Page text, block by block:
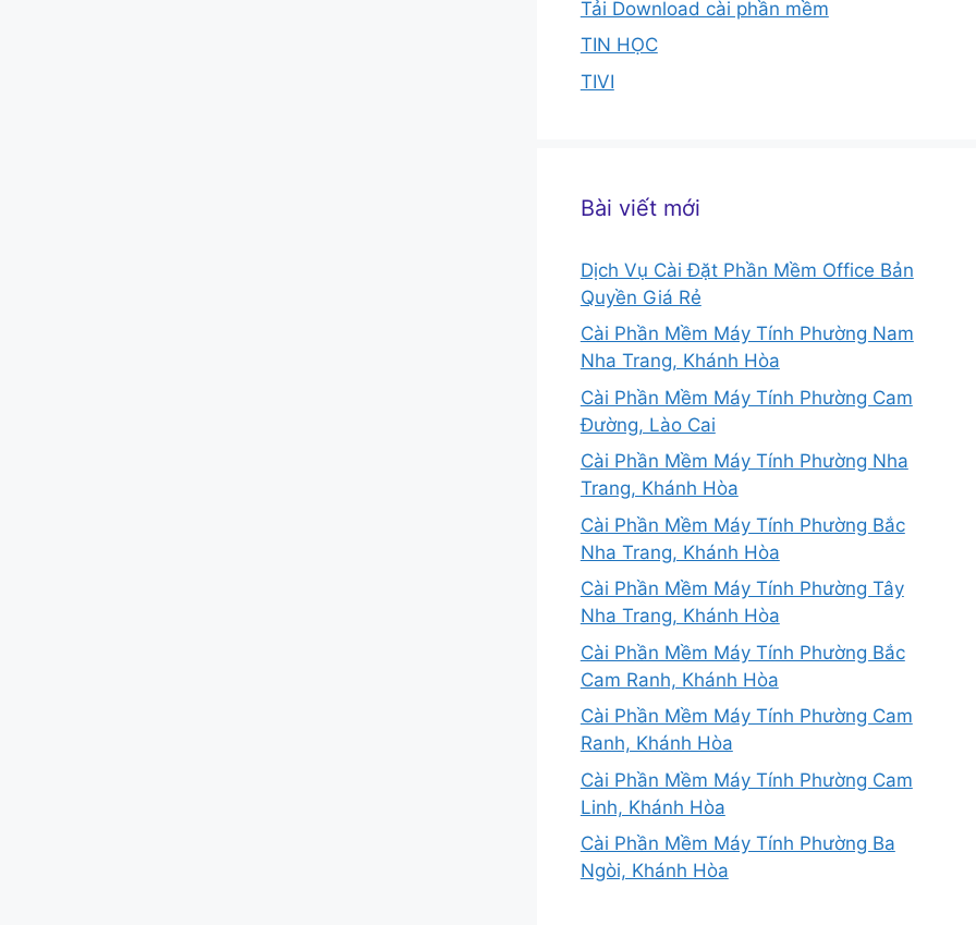
Tải Download cài phần mềm
TIN HỌC
TIVI
Bài viết mới
Dịch Vụ Cài Đặt Phần Mềm Office Bản
Quyền Giá Rẻ
Cài Phần Mềm Máy Tính Phường Nam
Nha Trang, Khánh Hòa
Cài Phần Mềm Máy Tính Phường Cam
Đường, Lào Cai
Cài Phần Mềm Máy Tính Phường Nha
Trang, Khánh Hòa
Cài Phần Mềm Máy Tính Phường Bắc
Nha Trang, Khánh Hòa
Cài Phần Mềm Máy Tính Phường Tây
Nha Trang, Khánh Hòa
Cài Phần Mềm Máy Tính Phường Bắc
Cam Ranh, Khánh Hòa
Cài Phần Mềm Máy Tính Phường Cam
Ranh, Khánh Hòa
Cài Phần Mềm Máy Tính Phường Cam
Linh, Khánh Hòa
Cài Phần Mềm Máy Tính Phường Ba
Ngòi, Khánh Hòa